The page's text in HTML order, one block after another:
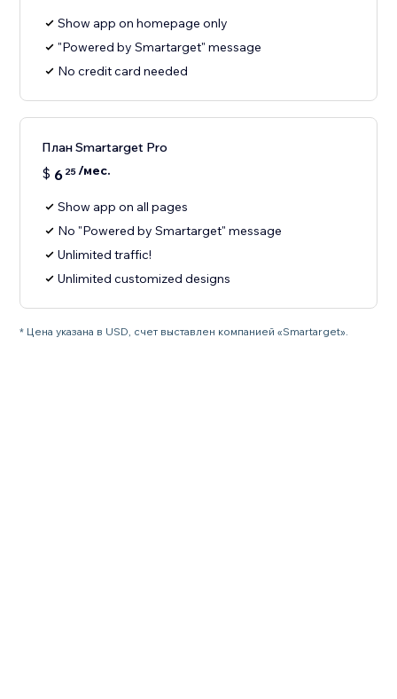
Show app on homepage only
"Powered by Smartarget" message
No credit card needed
План Smartarget Pro
$ 6 25/мес.
Show app on all pages
No "Powered by Smartarget" message
Unlimited traffic!
Unlimited customized designs
* Цена указана в USD, счет выставлен компанией «Smartarget».